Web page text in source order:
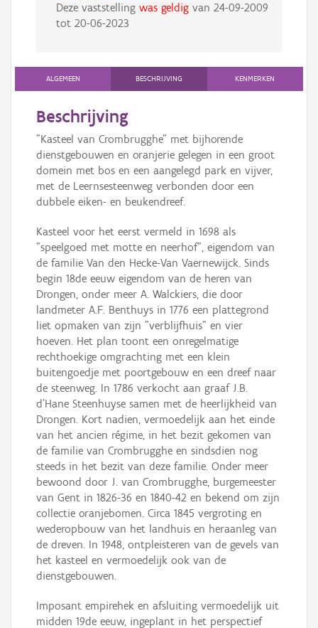
Deze vaststelling was geldigvan 24-09-2009
tot 20-06-2023
ALGEMEEN BESCHRIJVING KENMERKEN
Beschrijving
"Kasteel van Crombrugghe" met bijhorende
dienstgebouwen en oranjerie gelegen in een groot
domein met bos en een aangelegd park en vijver,
met de Leernsesteenweg verbonden door een
dubbele eiken- en beukendreef.
Kasteel voor het eerst vermeld in 1698 als
"speelgoed met motte en neerhof", eigendom van
de familie Van den Hecke-Van Vaernewijck. Sinds
begin 18de eeuw eigendom van de heren van
Drongen, onder meer A. Walckiers, die door
landmeter A.F. Benthuys in 1776 een plattegrond
liet opmaken van zijn "verblijfhuis" en vier
hoeven. Het plan toont een onregelmatige
rechthoekige omgrachting met een klein
buitengoedje met poortgebouw en een dreef naar
de steenweg. In 1786 verkocht aan graaf J.B.
d'Hane Steenhuyse samen met de heerlijkheid van
Drongen. Kort nadien, vermoedelijk aan het einde
van het ancien régime, in het bezit gekomen van
de familie van Crombrugghe en sindsdien nog
steeds in het bezit van deze familie. Onder meer
bewoond door J. van Crombrugghe, burgemeester
van Gent in 1826-36 en 1840-42 en bekend om zijn
collectie oranjebomen. Circa 1845 vergroting en
wederopbouw van het landhuis en heraanleg van
de dreven. In 1948, ontpleisteren van de gevels van
het kasteel en vermoedelijk ook van de
dienstgebouwen.
Imposant empirehek en afsluiting vermoedelijk uit
midden 19de eeuw, ingeplant in het perspectief